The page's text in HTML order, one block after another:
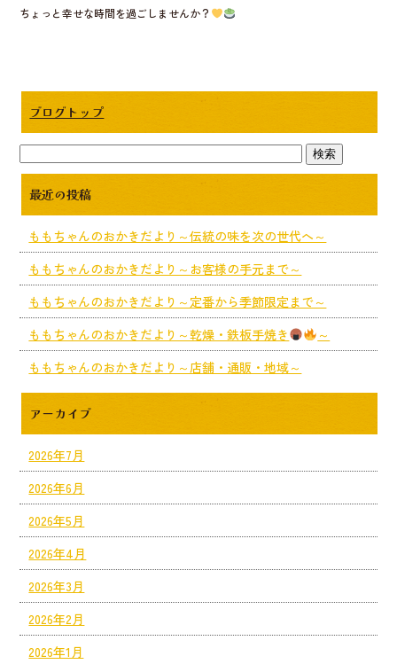
ちょっと幸せな時間を過ごしませんか？
ブログトップ
最近の投稿
ももちゃんのおかきだより～伝統の味を次の世代へ～
ももちゃんのおかきだより～お客様の手元まで～
ももちゃんのおかきだより～定番から季節限定まで～
ももちゃんのおかきだより～乾燥・鉄板手焼き
～
ももちゃんのおかきだより～店舗・通販・地域～
アーカイブ
2026年7月
2026年6月
2026年5月
2026年4月
2026年3月
2026年2月
2026年1月